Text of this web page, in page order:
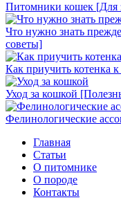
Питомники кошек [Для
Что нужно знать
советы]
Как приучить котенка
Уход за кошкой
Фелинологические
Главная
Статьи
О питомнике
О породе
Контакты